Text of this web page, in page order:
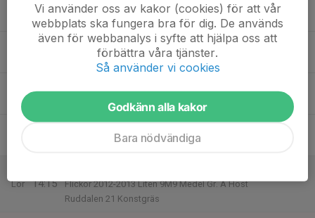
18:30
Träning
Ruddalen 2 , halvplan
Tor Ruddalen 5 7m7 plan
Lör
14:15
Flickor 2012-2013 Liten 9M9 Medel Gr. A Höst
Ruddalen 21 Konstgräs
Vi använder oss av kakor (cookies) för att vår
webbplats ska fungera bra för dig. De används
även för webbanalys i syfte att hjälpa oss att
förbättra våra tjänster.
Så använder vi cookies
Godkänn alla kakor
Bara nödvändiga